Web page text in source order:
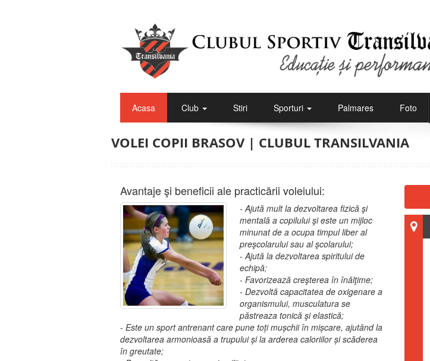
Acasa Club Stiri Sporturi Palmares Foto
VOLEI COPII BRASOV | CLUBUL TRANSILVANIA
Avantaje şi beneficii ale practicării voleiului:
- Ajută mult la dezvoltarea fizică şi
mentală a copilului şi este un mijloc
minunat de a ocupa timpul liber al
preşcolarului sau al şcolarului;
- Ajută la dezvoltarea spiritului de
echipă;
- Favorizează creşterea în înălţime;
- Dezvoltă capacitatea de oxigenare a
organismului, musculatura se
păstreaza tonică şi elastică;
- Este un sport antrenant care pune toți mușchii în mișcare, ajutând la
dezvoltarea armonioasă a trupului și la arderea caloriilor și scăderea
în greutate;